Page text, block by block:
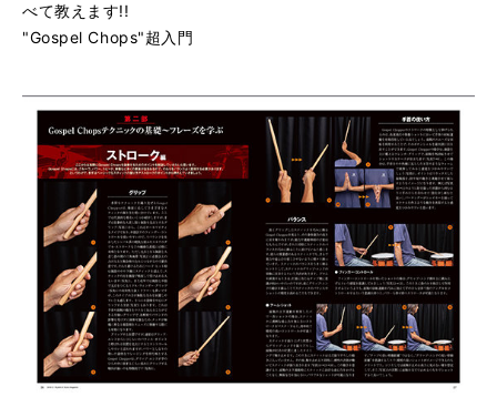
べて教えます!!
"Gospel Chops"超入門